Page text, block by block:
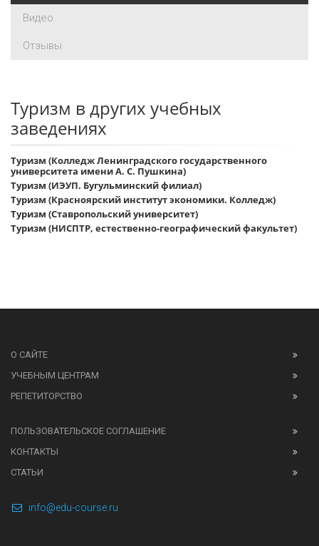
Видео
Отзывы
Туризм в других учебных
заведениях
Туризм (Колледж Ленинградского государственного
университета имени А. С. Пушкина)
Туризм (ИЭУП. Бугульминский филиал)
Туризм (Красноярский институт экономики. Колледж)
Туризм (Ставропольский университет)
Туризм (НИСПТР, естественно-географический факультет)
О САЙТЕ
УЧЕБНЫМ ЦЕНТРАМ
РЕПЕТИТОРСТВО
ПОЛЬЗОВАТЕЛЬСКОЕ СОГЛАШЕНИЕ
КОНТАКТЫ
СТАТЬИ
info@edu-course.ru